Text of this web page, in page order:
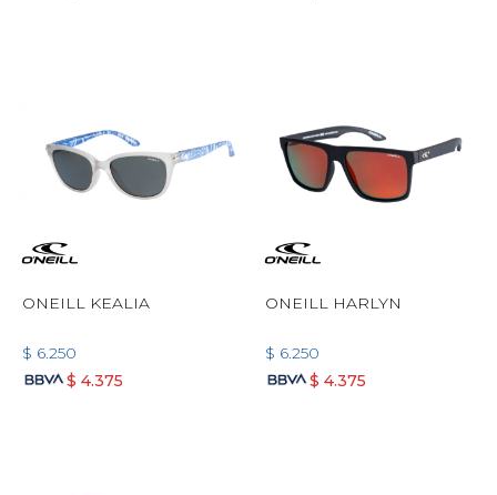
ONEILL KEALIA
$ 6.250
$ 4.375
ONEILL HARLYN
$ 6.250
$ 4.375